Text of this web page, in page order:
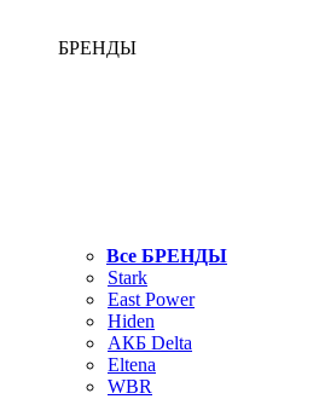
БРЕНДЫ
Все БРЕНДЫ
Stark
East Power
Hiden
АКБ Delta
Eltena
WBR